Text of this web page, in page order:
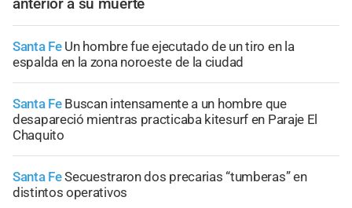
Santa Fe Un hombre fue ejecutado de un tiro en la
espalda en la zona noroeste de la ciudad
Santa Fe Buscan intensamente a un hombre que
desapareció mientras practicaba kitesurf en Paraje El
Chaquito
Santa FeSecuestraron dos precarias “tumberas” en
distintos operativos